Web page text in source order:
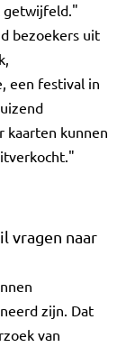
getwijfeld."
bezoekers uit
een festival in
kaarten kunnen
vragen naar
zijn. Dat
van